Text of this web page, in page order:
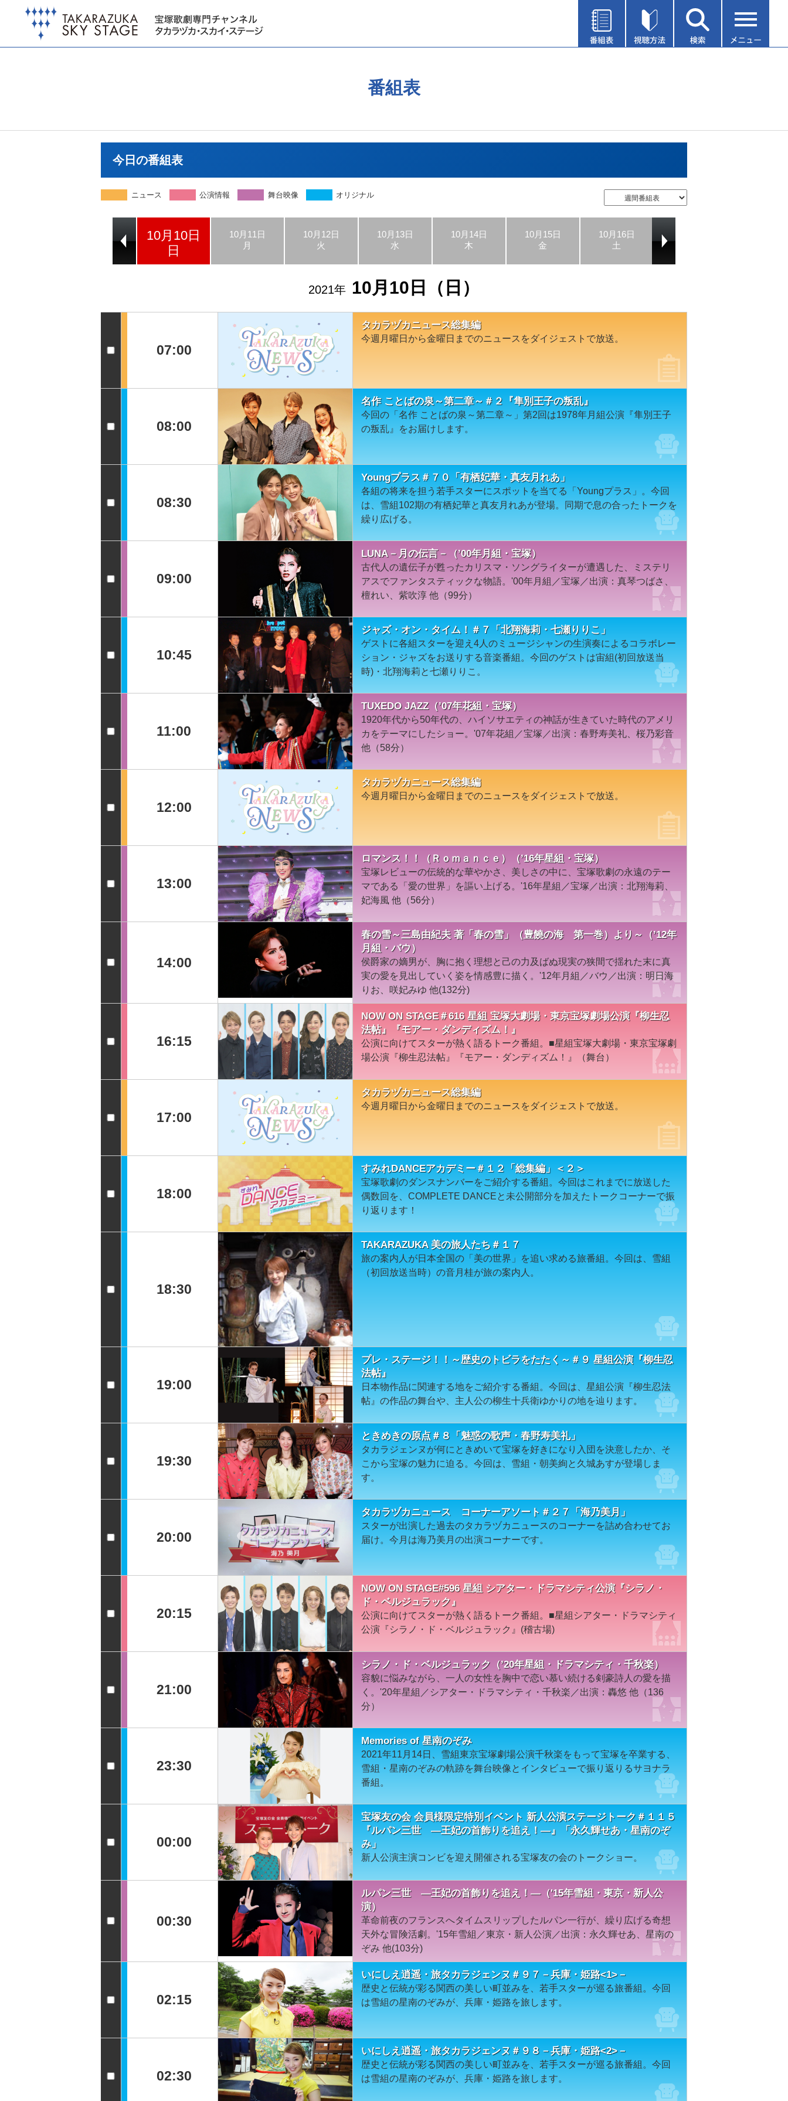
番組表
今日の番組表
ニュース 公演情報 舞台映像 オリジナル
10月10日
日
10月11日
月
10月12日
火
10月13日
水
10月14日
木
10月15日
金
10月16日
土
2021年 10月10日（日）
07:00
タカラヅカニュース総集編
今週月曜日から金曜日までのニュースをダイジェストで放送。
08:00
名作 ことばの泉～第二章～＃２『隼別王子の叛乱』
今回の「名作 ことばの泉～第二章～」第2回は1978年月組公演『隼別王子
の叛乱』をお届けします。
08:30
Youngプラス＃７０「有栖妃華・真友月れあ」
各組の将来を担う若手スターにスポットを当てる「Youngプラス」。今回
は、雪組102期の有栖妃華と真友月れあが登場。同期で息の合ったトークを
繰り広げる。
09:00
LUNA－月の伝言－（’00年月組・宝塚）
古代人の遺伝子が甦ったカリスマ・ソングライターが遭遇した、ミステリ
アスでファンタスティックな物語。'00年月組／宝塚／出演：真琴つばさ、
檀れい、紫吹淳 他（99分）
10:45
ジャズ・オン・タイム！＃７「北翔海莉・七瀬りりこ」
ゲストに各組スターを迎え4人のミュージシャンの生演奏によるコラボレー
ション・ジャズをお送りする音楽番組。今回のゲストは宙組(初回放送当
時)・北翔海莉と七瀬りりこ。
11:00
TUXEDO JAZZ（’07年花組・宝塚）
1920年代から50年代の、ハイソサエティの神話が生きていた時代のアメリ
カをテーマにしたショー。'07年花組／宝塚／出演：春野寿美礼、桜乃彩音
他（58分）
12:00
タカラヅカニュース総集編
今週月曜日から金曜日までのニュースをダイジェストで放送。
13:00
ロマンス！！（Ｒｏｍａｎｃｅ）（’16年星組・宝塚）
宝塚レビューの伝統的な華やかさ、美しさの中に、宝塚歌劇の永遠のテー
マである「愛の世界」を謳い上げる。'16年星組／宝塚／出演：北翔海莉、
妃海風 他（56分）
14:00
春の雪～三島由紀夫 著「春の雪」（豊饒の海 第一巻）より～（’12年
月組・バウ）
侯爵家の嫡男が、胸に抱く理想と己の力及ばぬ現実の狭間で揺れた末に真
実の愛を見出していく姿を情感豊に描く。'12年月組／バウ／出演：明日海
りお、咲妃みゆ 他(132分)
16:15
NOW ON STAGE＃616 星組 宝塚大劇場・東京宝塚劇場公演『柳生忍
法帖』『モアー・ダンディズム！』
公演に向けてスターが熱く語るトーク番組。■星組宝塚大劇場・東京宝塚劇
場公演『柳生忍法帖』『モアー・ダンディズム！』（舞台）
17:00
タカラヅカニュース総集編
今週月曜日から金曜日までのニュースをダイジェストで放送。
18:00
すみれDANCEアカデミー＃１２「総集編」＜２＞
宝塚歌劇のダンスナンバーをご紹介する番組。今回はこれまでに放送した
偶数回を、COMPLETE DANCEと未公開部分を加えたトークコーナーで振
り返ります！
18:30
TAKARAZUKA 美の旅人たち＃１７
旅の案内人が日本全国の「美の世界」を追い求める旅番組。今回は、雪組
（初回放送当時）の音月桂が旅の案内人。
19:00
プレ・ステージ！！～歴史のトビラをたたく～＃９ 星組公演『柳生忍
法帖』
日本物作品に関連する地をご紹介する番組。今回は、星組公演『柳生忍法
帖』の作品の舞台や、主人公の柳生十兵衛ゆかりの地を辿ります。
19:30
ときめきの原点＃８「魅惑の歌声・春野寿美礼」
タカラジェンヌが何にときめいて宝塚を好きになり入団を決意したか、そ
こから宝塚の魅力に迫る。今回は、雪組・朝美絢と久城あすが登場しま
す。
20:00
タカラヅカニュース コーナーアソート＃２７「海乃美月」
スターが出演した過去のタカラヅカニュースのコーナーを詰め合わせてお
届け。今月は海乃美月の出演コーナーです。
20:15
NOW ON STAGE#596 星組 シアター・ドラマシティ公演『シラノ・
ド・ベルジュラック』
公演に向けてスターが熱く語るトーク番組。■星組シアター・ドラマシティ
公演『シラノ・ド・ベルジュラック』(稽古場)
21:00
シラノ・ド・ベルジュラック（’20年星組・ドラマシティ・千秋楽）
容貌に悩みながら、一人の女性を胸中で恋い慕い続ける剣豪詩人の愛を描
く。'20年星組／シアター・ドラマシティ・千秋楽／出演：轟悠 他（136
分）
23:30
Memories of 星南のぞみ
2021年11月14日、雪組東京宝塚劇場公演千秋楽をもって宝塚を卒業する、
雪組・星南のぞみの軌跡を舞台映像とインタビューで振り返りるサヨナラ
番組。
00:00
宝塚友の会 会員様限定特別イベント 新人公演ステージトーク＃１１５
『ルパン三世 ―王妃の首飾りを追え！―』「永久輝せあ・星南のぞ
み」
新人公演主演コンビを迎え開催される宝塚友の会のトークショー。
00:30
ルパン三世 ―王妃の首飾りを追え！―（'15年雪組・東京・新人公
演）
革命前夜のフランスへタイムスリップしたルパン一行が、繰り広げる奇想
天外な冒険活劇。'15年雪組／東京・新人公演／出演：永久輝せあ、星南の
ぞみ 他(103分)
02:15
いにしえ逍遥・旅タカラジェンヌ＃９７－兵庫・姫路<1>－
歴史と伝統が彩る関西の美しい町並みを、若手スターが巡る旅番組。今回
は雪組の星南のぞみが、兵庫・姫路を旅します。
02:30
いにしえ逍遥・旅タカラジェンヌ＃９８－兵庫・姫路<2>－
歴史と伝統が彩る関西の美しい町並みを、若手スターが巡る旅番組。今回
は雪組の星南のぞみが、兵庫・姫路を旅します。